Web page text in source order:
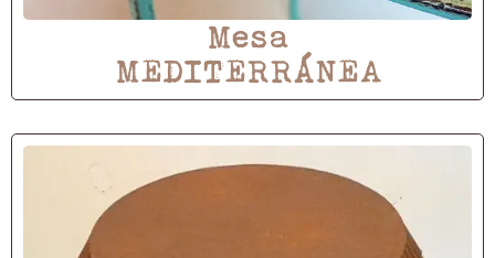
Mesa
MEDITERRÁNEA